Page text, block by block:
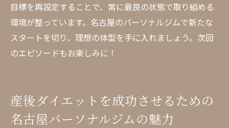
目標を再設定することで、常に最良の状態で取り組める
環境が整っています。名古屋のパーソナルジムで新たな
スタートを切り、理想の体型を手に入れましょう。次回
のエピソードもお楽しみに！
産後ダイエットを成功させるための
名古屋パーソナルジムの魅力